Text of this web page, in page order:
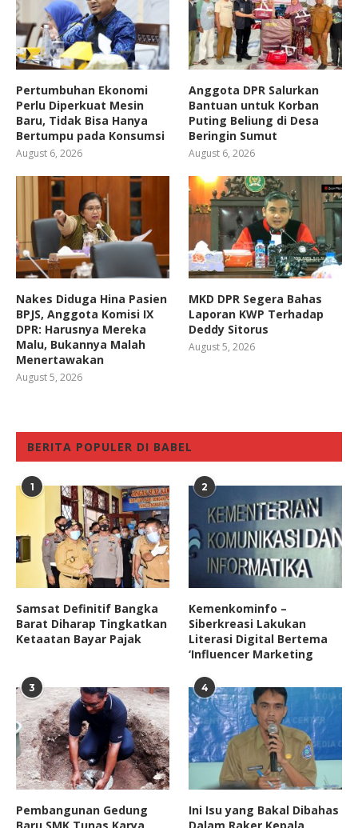
Pertumbuhan Ekonomi
Perlu Diperkuat Mesin
Baru, Tidak Bisa Hanya
Bertumpu pada Konsumsi
August 6, 2026
Anggota DPR Salurkan
Bantuan untuk Korban
Puting Beliung di Desa
Beringin Sumut
August 6, 2026
Nakes Diduga Hina Pasien
BPJS, Anggota Komisi IX
DPR: Harusnya Mereka
Malu, Bukannya Malah
Menertawakan
August 5, 2026
MKD DPR Segera Bahas
Laporan KWP Terhadap
Deddy Sitorus
August 5, 2026
BERITA POPULER DI BABEL
1
Samsat Definitif Bangka
Barat Diharap Tingkatkan
Ketaatan Bayar Pajak
2
Kemenkominfo –
Siberkreasi Lakukan
Literasi Digital Bertema
‘Influencer Marketing
3
Pembangunan Gedung
4
Ini Isu yang Bakal Dibahas